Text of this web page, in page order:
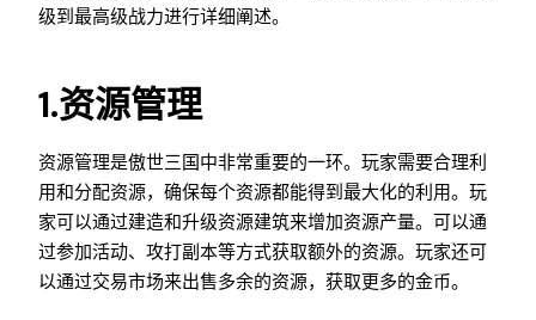
级到最高级战力进行详细阐述。
1.资源管理
资源管理是傲世三国中非常重要的一环。玩家需要合理利
用和分配资源，确保每个资源都能得到最大化的利用。玩
家可以通过建造和升级资源建筑来增加资源产量。可以通
过参加活动、攻打副本等方式获取额外的资源。玩家还可
以通过交易市场来出售多余的资源，获取更多的金币。